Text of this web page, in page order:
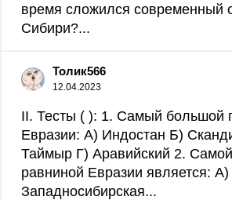
время сложился современный
Сибири?...
Толик566
12.04.2023
II. Тесты ( ): 1. Самый большой
Евразии: А) Индостан Б)
Таймыр Г) Аравийский 2.
равниной Евразии является: А)
Западносибирская...